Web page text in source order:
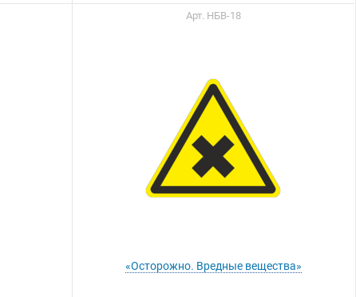
Арт. НБВ-18
«Осторожно. Вредные вещества»